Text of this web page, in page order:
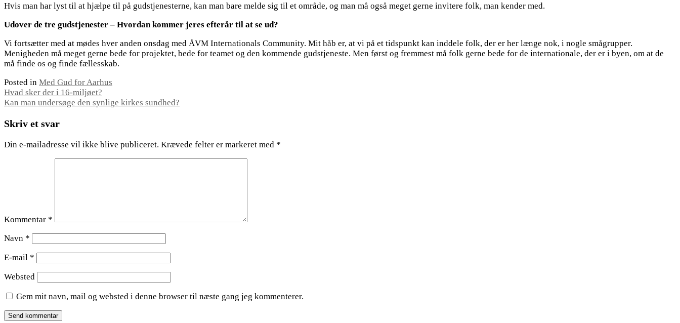
Hvis man har lyst til at hjælpe til på gudstjenesterne, kan man bare melde sig til et område, og man må også meget gerne invitere folk, man kender med.
Udover de tre gudstjenester – Hvordan kommer jeres efterår til at se ud?
Vi fortsætter med at mødes hver anden onsdag med ÅVM Internationals Community. Mit håb er, at vi på et tidspunkt kan inddele folk, der er her længe nok, i nogle smågrupper.
Menigheden må meget gerne bede for projektet, bede for teamet og den kommende gudstjeneste. Men først og fremmest må folk gerne bede for de internationale, der er i byen, om at de
må finde os og finde fællesskab.
Posted in Med Gud for Aarhus
Indlægsnavigation
Hvad sker der i 16-miljøet?
Kan man undersøge den synlige kirkes sundhed?
Skriv et svar
Din e-mailadresse vil ikke blive publiceret. Krævede felter er markeret med *
Kommentar *
Navn *
E-mail *
Websted
Gem mit navn, mail og websted i denne browser til næste gang jeg kommenterer.